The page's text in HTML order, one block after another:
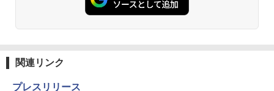
関連リンク
プレスリリース